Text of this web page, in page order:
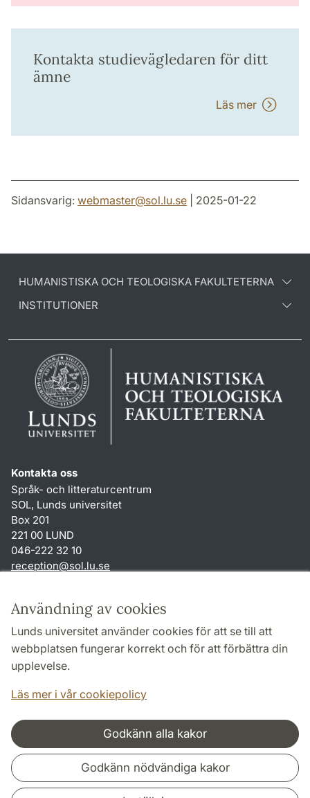
Användning av cookies
Lunds universitet använder cookies för att se till att
webbplatsen fungerar korrekt och för att förbättra din
upplevelse.
Läs mer i vår cookiepolicy
Godkänn alla kakor
Godkänn nödvändiga kakor
Kontakta studievägledaren för ditt
ämne
Läs mer
Sidansvarig: webmaster@sol.lu.se | 2025-01-22
HUMANISTISKA OCH TEOLOGISKA FAKULTETERNA
INSTITUTIONER
Kontakta oss
Språk- och litteraturcentrum
SOL, Lunds universitet
Box 201
221 00 LUND
046-222 32 10
reception@sol.lu.se
Genvägar
Om webbplatsen och cookies
Behandling av personuppgifter
Tillgänglighetsredogörelse
Samarbeten och nätverk